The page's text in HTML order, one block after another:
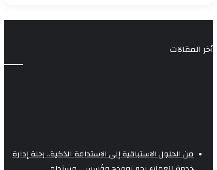
أخر المقالات
من الحلول الاستباقية إلى الاستدامة الذكية.. رحلة إدارة